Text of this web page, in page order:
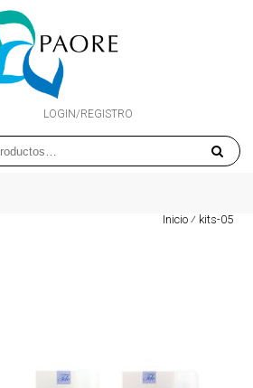
LOGIN/REGISTRO
Inicio ⁄kits-05